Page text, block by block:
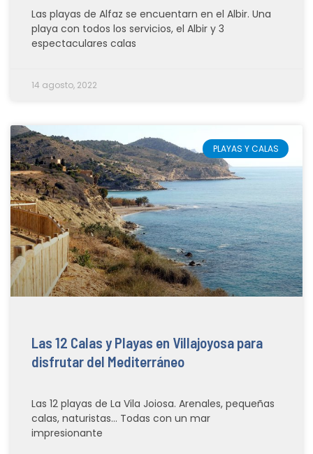
Las playas de Alfaz se encuentarn en el Albir. Una
playa con todos los servicios, el Albir y 3
espectaculares calas
14 agosto, 2022
PLAYAS Y CALAS
Las 12 Calas y Playas en Villajoyosa para
disfrutar del Mediterráneo
Las 12 playas de La Vila Joiosa. Arenales, pequeñas
calas, naturistas… Todas con un mar
impresionante